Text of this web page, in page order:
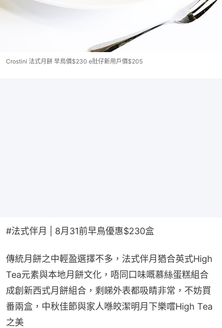
Crostini 法式月餅 早鳥價$230 e肚仔新用戶價$205
#法式伴月 | 8月31前早鳥優惠$230盒
傳統月餅之中輕盈選擇不多，法式伴月猶合英式High
Tea元素與本地月餅文化，唔同口味嘅慕絲蛋糕組合
成創新西式月餅組合，剩睇外表都吸睛非常，不妨買
番兩盒，中秋佳節與家人喺皎潔明月下樂嚐High Tea
之美